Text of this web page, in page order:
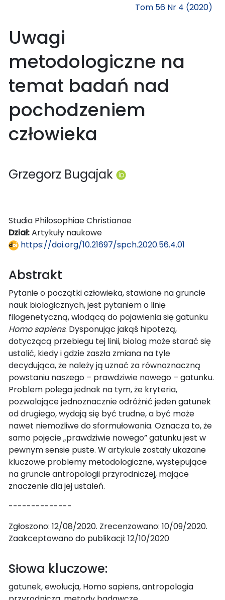
Tom 56 Nr 4 (2020)
Uwagi
metodologiczne na
temat badań nad
pochodzeniem
człowieka
Grzegorz Bugajak
Studia Philosophiae Christianae
Dział:Artykuły naukowe
https://doi.org/10.21697/spch.2020.56.4.01
Abstrakt
Pytanie o początki człowieka, stawiane na gruncie
nauk biologicznych, jest pytaniem o linię
filogenetyczną, wiodącą do pojawienia się gatunku
Homo sapiens. Dysponując jakąś hipotezą,
dotyczącą przebiegu tej linii, biolog może starać się
ustalić, kiedy i gdzie zaszła zmiana na tyle
decydująca, że należy ją uznać za równoznaczną
powstaniu naszego – prawdziwie nowego – gatunku.
Problem polega jednak na tym, że kryteria,
pozwalające jednoznacznie odróżnić jeden gatunek
od drugiego, wydają się być trudne, a być może
nawet niemożliwe do sformułowania. Oznacza to, że
samo pojęcie „prawdziwie nowego” gatunku jest w
pewnym sensie puste. W artykule zostały ukazane
kluczowe problemy metodologiczne, występujące
na gruncie antropologii przyrodniczej, mające
znaczenie dla jej ustaleń.
--------------
Zgłoszono: 12/08/2020. Zrecenzowano: 10/09/2020.
Zaakceptowano do publikacji: 12/10/2020
Słowa kluczowe:
gatunek, ewolucja, Homo sapiens, antropologia